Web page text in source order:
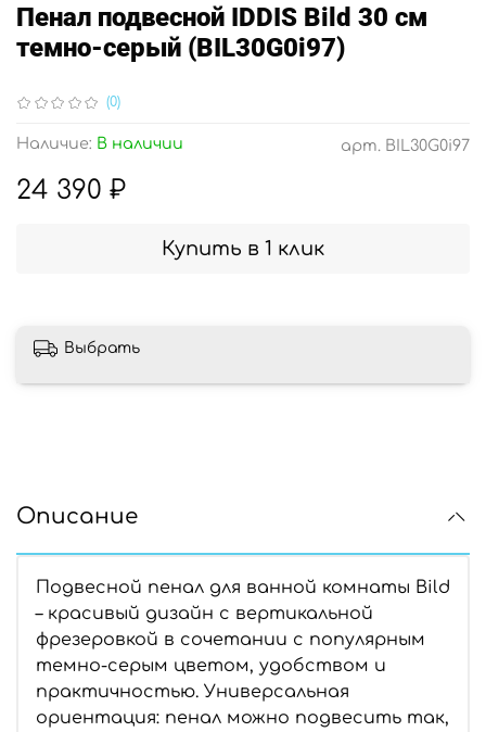
(0)
арт. BIL30G0i97
Наличие: В наличии
Пенал подвесной IDDIS Bild 30 см
темно-серый (BIL30G0i97)
24 390 ₽
Купить в 1 клик
Выбрать
Описание
Подвесной пенал для ванной комнаты Bild
– красивый дизайн с вертикальной
фрезеровкой в сочетании с популярным
темно-серым цветом, удобством и
практичностью. Универсальная
ориентация: пенал можно подвесить так,